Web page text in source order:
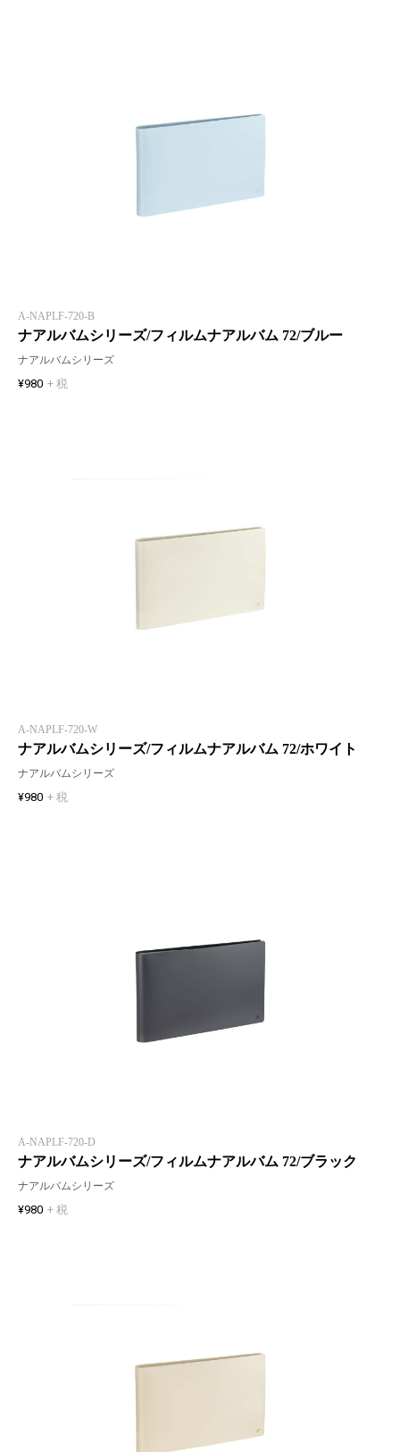
A-NAPLF-720-B
ナアルバムシリーズ/フィルムナアルバム 72/ブルー
ナアルバムシリーズ
¥980 + 税
A-NAPLF-720-W
ナアルバムシリーズ/フィルムナアルバム 72/ホワイト
ナアルバムシリーズ
¥980 + 税
A-NAPLF-720-D
ナアルバムシリーズ/フィルムナアルバム 72/ブラック
ナアルバムシリーズ
¥980 + 税